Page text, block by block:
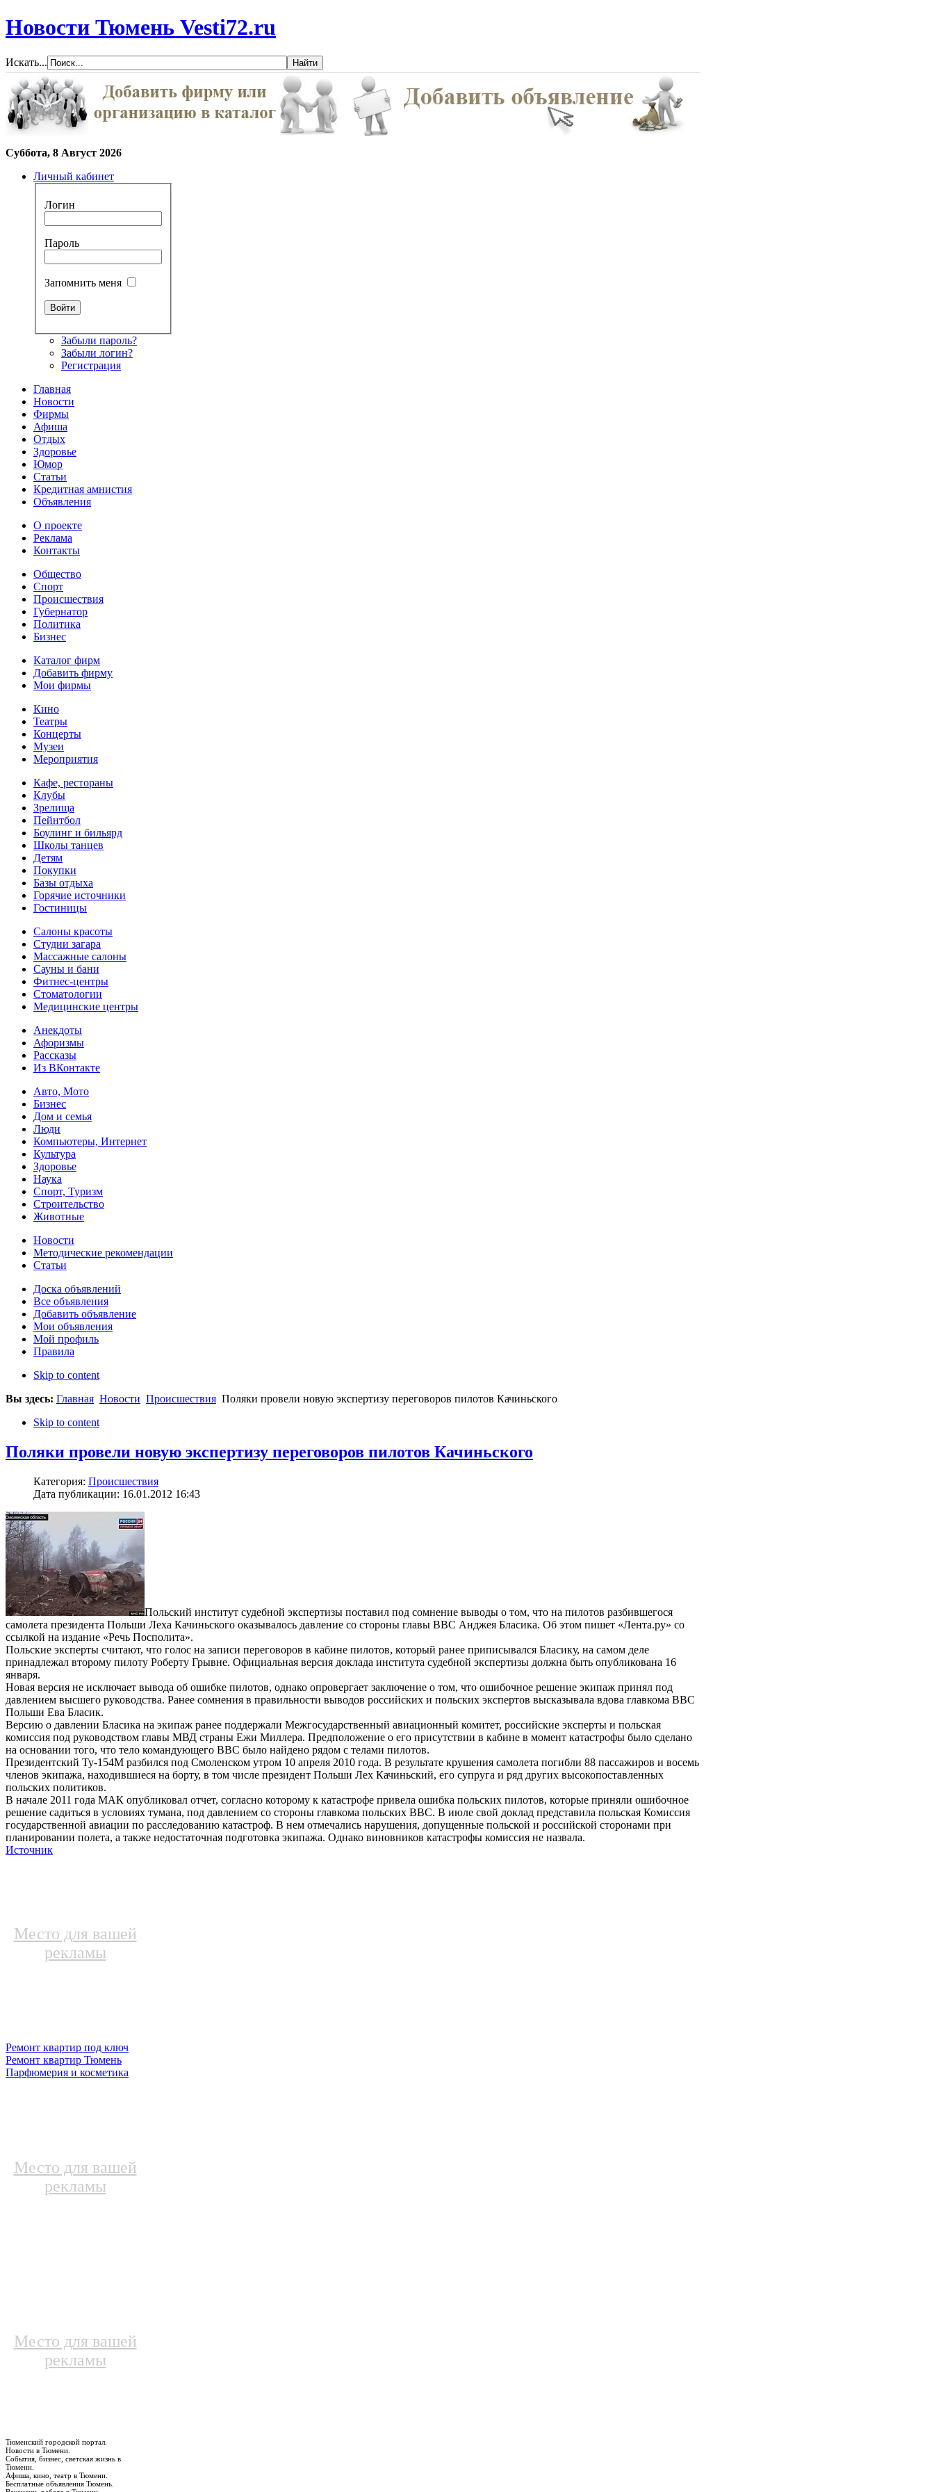
Новости Тюмень Vesti72.ru
Искать...
Суббота, 8 Август 2026
Личный кабинет
Логин
Пароль
Запомнить меня
Забыли пароль?
Забыли логин?
Регистрация
Главная
Новости
Фирмы
Афиша
Отдых
Здоровье
Юмор
Статьи
Кредитная амнистия
Объявления
О проекте
Реклама
Контакты
Общество
Спорт
Происшествия
Губернатор
Политика
Бизнес
Каталог фирм
Добавить фирму
Мои фирмы
Кино
Театры
Концерты
Музеи
Мероприятия
Кафе, рестораны
Клубы
Зрелища
Пейнтбол
Боулинг и бильярд
Школы танцев
Детям
Покупки
Базы отдыха
Горячие источники
Гостиницы
Салоны красоты
Студии загара
Массажные салоны
Сауны и бани
Фитнес-центры
Стоматологии
Медицинские центры
Анекдоты
Афоризмы
Рассказы
Из ВКонтакте
Авто, Мото
Бизнес
Дом и семья
Люди
Компьютеры, Интернет
Культура
Здоровье
Наука
Спорт, Туризм
Строительство
Животные
Новости
Методические рекомендации
Статьи
Доска объявлений
Все объявления
Добавить объявление
Мои объявления
Мой профиль
Правила
Skip to content
Вы здесь: Главная Новости Происшествия Поляки провели новую экспертизу переговоров пилотов Качиньского
Skip to content
Поляки провели новую экспертизу переговоров пилотов Качиньского
Категория: Происшествия
Дата публикации: 16.01.2012 16:43
Польский институт судебной экспертизы поставил под сомнение выводы о том, что на пилотов разбившегося
самолета президента Польши Леха Качиньского оказывалось давление со стороны главы ВВС Анджея Бласика. Об этом пишет «Лента.ру» со
ссылкой на издание «Речь Посполита».
Польские эксперты считают, что голос на записи переговоров в кабине пилотов, который ранее приписывался Бласику, на самом деле
принадлежал второму пилоту Роберту Грывне. Официальная версия доклада института судебной экспертизы должна быть опубликована 16
января.
Новая версия не исключает вывода об ошибке пилотов, однако опровергает заключение о том, что ошибочное решение экипаж принял под
давлением высшего руководства. Ранее сомнения в правильности выводов российских и польских экспертов высказывала вдова главкома ВВС
Польши Ева Бласик.
Версию о давлении Бласика на экипаж ранее поддержали Межгосударственный авиационный комитет, российские эксперты и польская
комиссия под руководством главы МВД страны Ежи Миллера. Предположение о его присутствии в кабине в момент катастрофы было сделано
на основании того, что тело командующего ВВС было найдено рядом с телами пилотов.
Президентский Ту-154М разбился под Смоленском утром 10 апреля 2010 года. В результате крушения самолета погибли 88 пассажиров и восемь
членов экипажа, находившиеся на борту, в том числе президент Польши Лех Качиньский, его супруга и ряд других высокопоставленных
польских политиков.
В начале 2011 года МАК опубликовал отчет, согласно которому к катастрофе привела ошибка польских пилотов, которые приняли ошибочное
решение садиться в условиях тумана, под давлением со стороны главкома польских ВВС. В июле свой доклад представила польская Комиссия
государственной авиации по расследованию катастроф. В нем отмечались нарушения, допущенные польской и российской сторонами при
планировании полета, а также недостаточная подготовка экипажа. Однако виновников катастрофы комиссия не назвала.
Источник
Место для вашей
рекламы
Ремонт квартир под ключ
Ремонт квартир Тюмень
Парфюмерия и косметика
Место для вашей
рекламы
Место для вашей
рекламы
Тюменский городской портал.
Новости в Тюмени.
События, бизнес, светская жизнь в
Тюмени.
Афиша, кино, театр в Тюмени.
Бесплатные объявления Тюмень.